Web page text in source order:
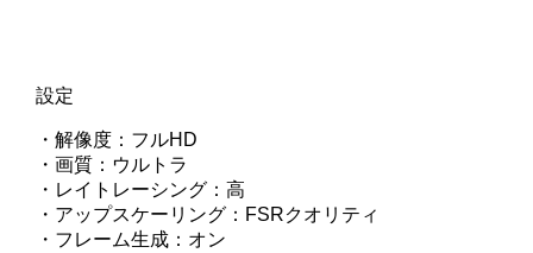
設定
・解像度：フルHD
・画質：ウルトラ
・レイトレーシング：高
・アップスケーリング：FSRクオリティ
・フレーム生成：オン